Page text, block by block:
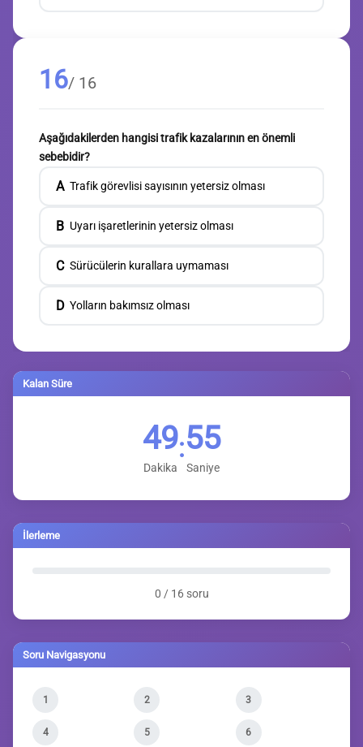
16/ 16
Aşağıdakilerden hangisi trafik kazalarının en önemli
sebebidir?
A Trafik görevlisi sayısının yetersiz olması
B Uyarı işaretlerinin yetersiz olması
C Sürücülerin kurallara uymaması
D Yolların bakımsız olması
Kalan Süre
49
Dakika
:54
Saniye
İlerleme
0 / 16 soru
Soru Navigasyonu
1 2 3
4 5 6